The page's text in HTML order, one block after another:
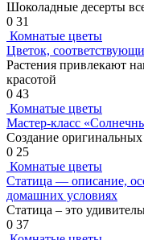
Шоколадные десерты
0 31
Комнатые цветы
Цветок,
Растения привлекают
красотой
0 43
Комнатые цветы
Мастер-класс
Создание оригинальных
0 25
Комнатые цветы
Статица — описание,
домашних условиях
Статица – это
0 37